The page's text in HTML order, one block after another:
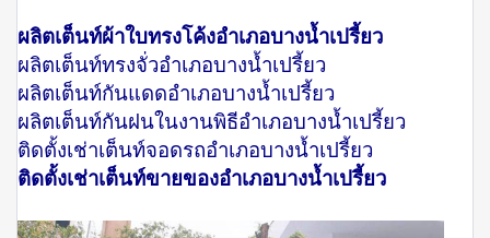
ผลิตเต็นท์ผ้าใบทรงโค้งอำเภอบางน้ำเปรี้ยว
ผลิตเต็นท์ทรงจั่วอำเภอบางน้ำเปรี้ยว
ผลิตเต็นท์กันแดดอำเภอบางน้ำเปรี้ยว
ผลิตเต็นท์กันฝนในงานพิธีอำเภอบางน้ำเปรี้ยว
ติดตั้งเช่าเต็นท์จอดรถอำเภอบางน้ำเปรี้ยว
ติดตั้งเช่าเต็นท์ขายของอำเภอบางน้ำเปรี้ยว